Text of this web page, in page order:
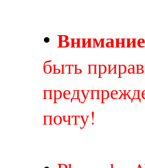
•
быть
почту!